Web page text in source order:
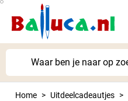
Home Uitdeelcadeautjes